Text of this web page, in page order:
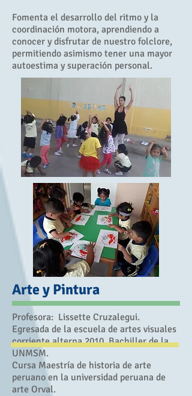
Fomenta el desarrollo del ritmo y la
coordinación motora, aprendiendo a
conocer y disfrutar de nuestro folclore,
permitiendo asimismo tener una mayor
autoestima y superación personal.
​Arte y Pintura
Profesora: Lissette Cruzalegui.
Egresada de la escuela de artes visuales
corriente alterna 2010. Bachiller de la
UNMSM.
Cursa Maestría de historia de arte
peruano en la universidad peruana de
arte Orval.